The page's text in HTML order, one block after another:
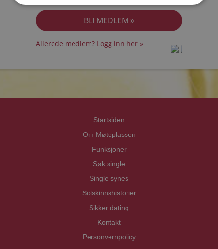
Allerede medlem? Logg inn her »
Startsiden
Om Møteplassen
Funksjoner
Søk single
Single synes
Solskinnshistorier
Sikker dating
Kontakt
Personvernpolicy